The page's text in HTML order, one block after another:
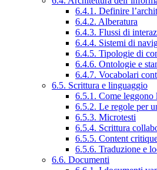
6.4.1. Definire
6.4.2. Alberatura
6.4.3. Flussi di
6.4.4. Sistemi di
6.4.5. Tipologie di
6.4.6. Ontologie e
6.4.7. Vocabolari
6.5. Scrittura e linguaggio
6.5.1. Come leggono
6.5.2. Le regole per
6.5.3. Microtesti
6.5.4. Scrittura
6.5.5. Content
6.5.6. Traduzione e
6.6. Documenti